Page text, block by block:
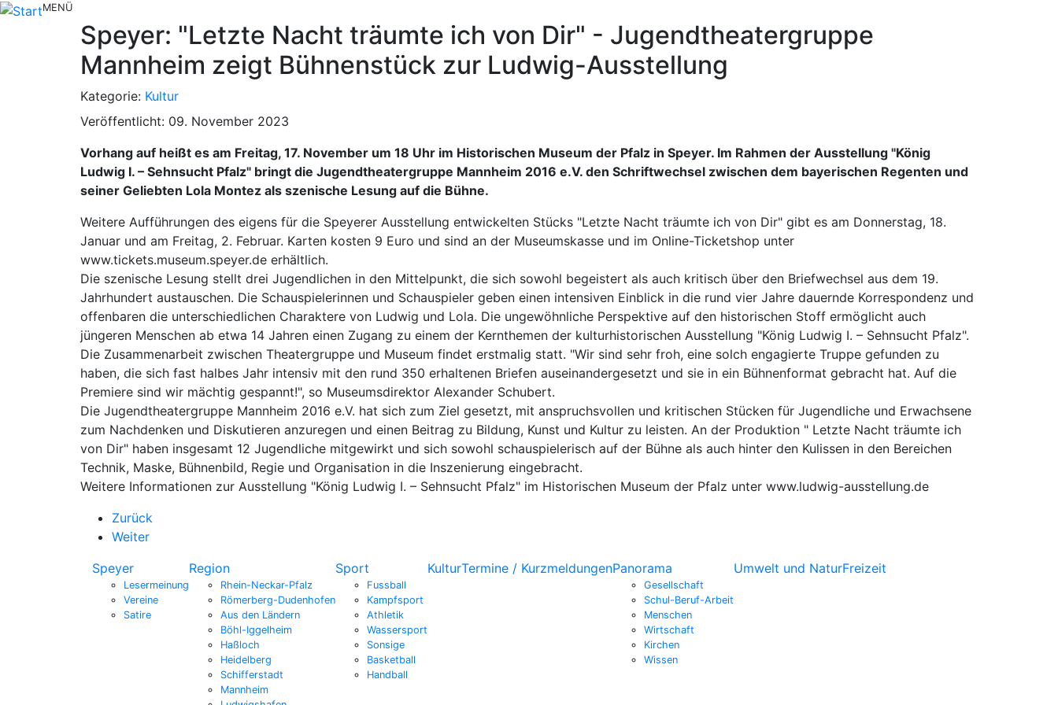
MENÜ
Speyer: "Letzte Nacht träumte ich von Dir" - Jugendtheatergruppe
Mannheim zeigt Bühnenstück zur Ludwig-Ausstellung
Kategorie: Kultur
Veröffentlicht: 09. November 2023
Vorhang auf heißt es am Freitag, 17. November um 18 Uhr im Historischen Museum der Pfalz in Speyer. Im Rahmen der Ausstellung "König
Ludwig I. – Sehnsucht Pfalz" bringt die Jugendtheatergruppe Mannheim 2016 e.V. den Schriftwechsel zwischen dem bayerischen Regenten und
seiner Geliebten Lola Montez als szenische Lesung auf die Bühne.
Weitere Aufführungen des eigens für die Speyerer Ausstellung entwickelten Stücks "Letzte Nacht träumte ich von Dir" gibt es am Donnerstag, 18.
Januar und am Freitag, 2. Februar. Karten kosten 9 Euro und sind an der Museumskasse und im Online-Ticketshop unter
www.tickets.museum.speyer.de erhältlich.
Die szenische Lesung stellt drei Jugendlichen in den Mittelpunkt, die sich sowohl begeistert als auch kritisch über den Briefwechsel aus dem 19.
Jahrhundert austauschen. Die Schauspielerinnen und Schauspieler geben einen intensiven Einblick in die rund vier Jahre dauernde Korrespondenz und
offenbaren die unterschiedlichen Charaktere von Ludwig und Lola. Die ungewöhnliche Perspektive auf den historischen Stoff ermöglicht auch
jüngeren Menschen ab etwa 14 Jahren einen Zugang zu einem der Kernthemen der kulturhistorischen Ausstellung "König Ludwig I. – Sehnsucht Pfalz".
Die Zusammenarbeit zwischen Theatergruppe und Museum findet erstmalig statt. "Wir sind sehr froh, eine solch engagierte Truppe gefunden zu
haben, die sich fast halbes Jahr intensiv mit den rund 350 erhaltenen Briefen auseinandergesetzt und sie in ein Bühnenformat gebracht hat. Auf die
Premiere sind wir mächtig gespannt!", so Museumsdirektor Alexander Schubert.
Die Jugendtheatergruppe Mannheim 2016 e.V. hat sich zum Ziel gesetzt, mit anspruchsvollen und kritischen Stücken für Jugendliche und Erwachsene
zum Nachdenken und Diskutieren anzuregen und einen Beitrag zu Bildung, Kunst und Kultur zu leisten. An der Produktion " Letzte Nacht träumte ich
von Dir" haben insgesamt 12 Jugendliche mitgewirkt und sich sowohl schauspielerisch auf der Bühne als auch hinter den Kulissen in den Bereichen
Technik, Maske, Bühnenbild, Regie und Organisation in die Inszenierung eingebracht.
Weitere Informationen zur Ausstellung "König Ludwig I. – Sehnsucht Pfalz" im Historischen Museum der Pfalz unter www.ludwig-ausstellung.de
Zurück
Weiter
Speyer
Lesermeinung
Vereine
Satire
Region
Rhein-Neckar-Pfalz
Römerberg-Dudenhofen
Aus den Ländern
Böhl-Iggelheim
Haßloch
Heidelberg
Schifferstadt
Mannheim
Sport
Fussball
Kampfsport
Athletik
Wassersport
Sonsige
Basketball
Handball
KulturTermine / KurzmeldungenPanorama
Gesellschaft
Schul-Beruf-Arbeit
Menschen
Wirtschaft
Kirchen
Wissen
Umwelt und NaturFreizeit